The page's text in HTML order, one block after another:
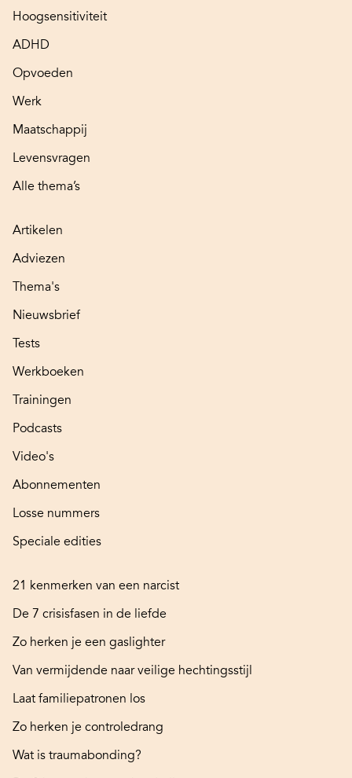
Hoogsensitiviteit
ADHD
Opvoeden
Werk
Maatschappij
Levensvragen
Alle thema’s
Artikelen
Adviezen
Thema's
Nieuwsbrief
Tests
Werkboeken
Trainingen
Podcasts
Video's
Abonnementen
Losse nummers
Speciale edities
21 kenmerken van een narcist
De 7 crisisfasen in de liefde
Zo herken je een gaslighter
Van vermijdende naar veilige hechtingsstijl
Laat familiepatronen los
Zo herken je controledrang
Wat is traumabonding?